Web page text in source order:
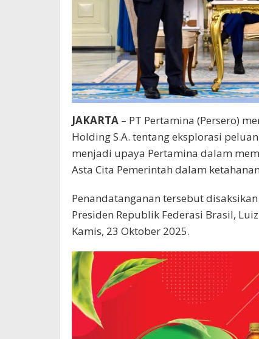
JAKARTA – PT Pertamina (Persero)
Holding S.A. tentang eksplorasi
menjadi upaya Pertamina dalam
Asta Cita Pemerintah dalam
Penandatanganan tersebut
Presiden Republik Federasi Brasil,
Kamis, 23 Oktober 2025.